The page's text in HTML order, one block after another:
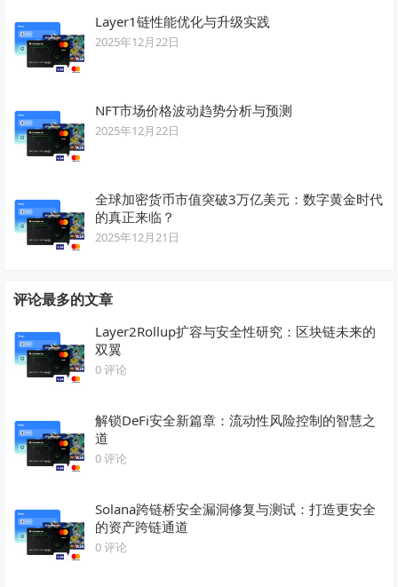
Layer1链性能优化与升级实践
2025年12月22日
NFT市场价格波动趋势分析与预测
2025年12月22日
全球加密货币市值突破3万亿美元：数字黄金时代
的真正来临？
2025年12月21日
评论最多的文章
Layer2Rollup扩容与安全性研究：区块链未来的
双翼
0 评论
解锁DeFi安全新篇章：流动性风险控制的智慧之
道
0 评论
Solana跨链桥安全漏洞修复与测试：打造更安全
的资产跨链通道
0 评论